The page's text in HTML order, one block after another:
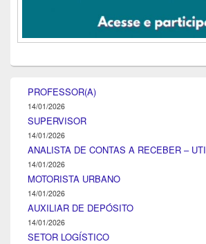
PROFESSOR(A)
14/01/2026
SUPERVISOR
14/01/2026
ANALISTA DE CONTAS A RECEBER – UTI
14/01/2026
MOTORISTA URBANO
14/01/2026
AUXILIAR DE DEPÓSITO
14/01/2026
SETOR LOGÍSTICO